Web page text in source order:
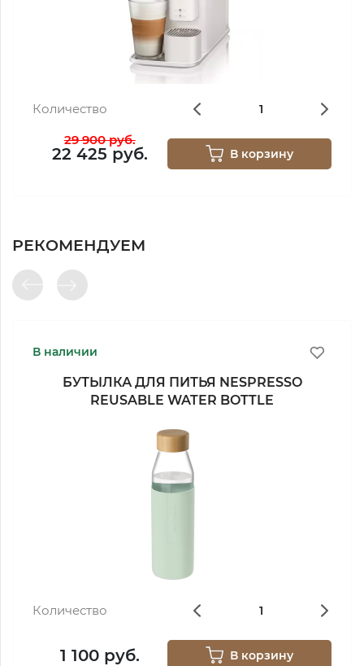
Количество
29 900 руб.
22 425 руб. В корзину
РЕКОМЕНДУЕМ
В наличии
БУТЫЛКА ДЛЯ ПИТЬЯ NESPRESSO
REUSABLE WATER BOTTLE
Количество
1 100 руб. В корзину